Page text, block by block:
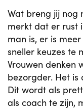
Wat breng jij nog
merkt dat er rust
man is, er is
sneller keuzes te
Vrouwen denken
bezorgder. Het is
Dit wordt als
als coach te zijn,